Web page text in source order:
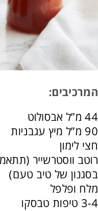
המרכיבים:
44 מ”ל אבסולוט
90 מ”ל מיץ עגבניות
חצי לימון
רוטב ווסטרשייר
בסגנון של טיב טעם)
מלח ופלפל
3-4 טיפות טבסקו